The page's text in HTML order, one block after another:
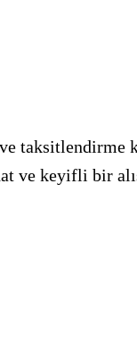
taksitlendirme
ve keyifli bir